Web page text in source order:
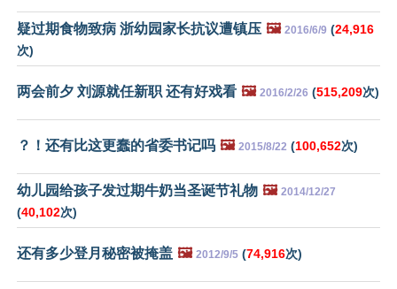
疑过期食物致病 浙幼园家长抗议遭镇压 🖼️ 2016/6/9 (24,916
次)
两会前夕 刘源就任新职 还有好戏看 🖼️ 2016/2/26 (515,209次)
？！还有比这更蠢的省委书记吗 🖼️ 2015/8/22 (100,652次)
幼儿园给孩子发过期牛奶当圣诞节礼物 🖼️ 2014/12/27
(40,102次)
还有多少登月秘密被掩盖 🖼️ 2012/9/5 (74,916次)